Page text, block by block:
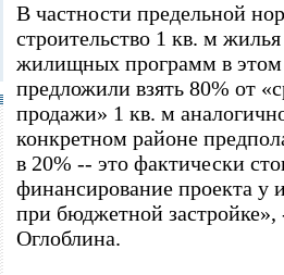
В частности предельной
строительство 1 кв. м
жилищных программ в этом
предложили взять 80% от
продажи» 1 кв. м
конкретном районе
в 20% -- это фактически
финансирование проекта у
при бюджетной
Оглоблина.